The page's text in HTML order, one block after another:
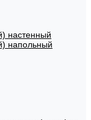
настенный
напольный